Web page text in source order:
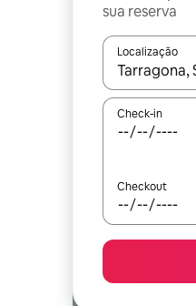
sua reserva
Localização
Quando os
Check-in
Checkout